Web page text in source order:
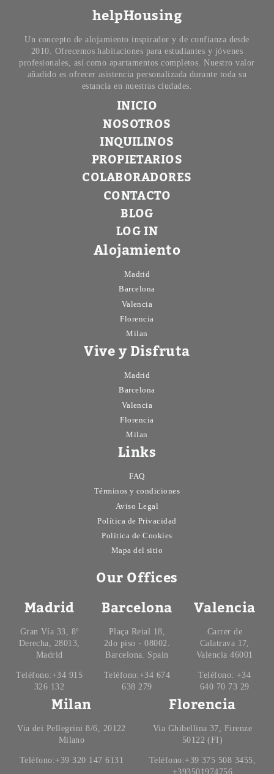
helpHousing
Un concepto de alojamiento inspirador y de confianza desde
2010. Ofrecemos habitaciones para estudiantes y jóvenes
profesionales, así como apartamentos completos. Nuestro valor
añadido es ofrecer asistencia personalizada durante toda su
estancia en nuestras ciudades.
INICIO
NOSOTROS
INQUILINOS
PROPIETARIOS
COLABORADORES
CONTACTO
BLOG
LOG IN
Alojamiento
Madrid
Barcelona
Valencia
Florencia
Milan
Vive y Disfruta
Madrid
Barcelona
Valencia
Florencia
Milan
Links
FAQ
Términos y condiciones
Aviso Legal
Política de Privacidad
Política de Cookies
Mapa del sitio
Our Offices
Madrid
Gran Vía 33, 8º
Derecha, 28013,
Madrid
Teléfono:+34 915
326 132
Barcelona
Plaça Reial 18,
2do piso - 08002.
Barcelona. Spain
Teléfono:+34 674
638 279
Valencia
Carrer de
Calatrava 17,
Valencia 46001
Teléfono: +34
640 70 73 29
Milan
Via dei Pellegrini 8/6, 20122
Milano
Teléfono:+39 320 147 6131
Florencia
Via Ghibellina 37, Firenze
50122 (FI)
Teléfono:+39 375 508 3455,
+393501974756